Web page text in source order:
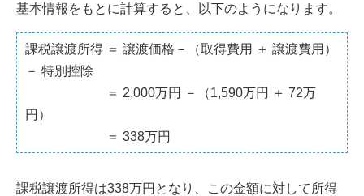
基本情報をもとに計算すると、以下のようになります。
課税譲渡所得 ＝ 譲渡価格－（取得費用 ＋ 譲渡費用）
－ 特別控除
＝ 2,000万円 －（1,590万円 ＋ 72万
円）
＝ 338万円
課税譲渡所得は338万円となり、この金額に対して所得